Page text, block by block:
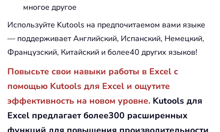
многое другое
Используйте Kutools на предпочитаемом вами языке
— поддерживает Английский, Испанский, Немецкий,
Французский, Китайский и более40 других языков!
Повысьте свои навыки работы в Excel с
помощью Kutools для Excel и ощутите
эффективность на новом уровне. Kutools для
Excel предлагает более300 расширенных